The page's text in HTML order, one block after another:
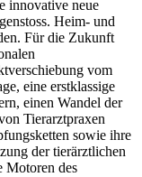
innovative neue
Heim- und
Für die Zukunft
vom
eine erstklassige
einen Wandel der
Tierarztpraxen
sowie ihre
der tierärztlichen
Motoren des